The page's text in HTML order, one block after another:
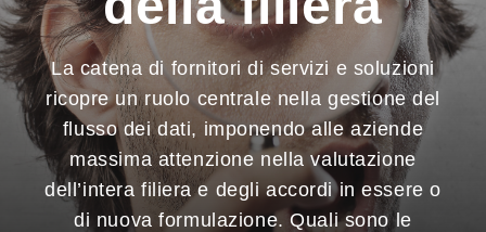
La catena di fornitori di servizi e soluzioni
ricopre un ruolo centrale nella gestione del
flusso dei dati, imponendo alle aziende
massima attenzione nella valutazione
dell’intera filiera e degli accordi in essere o
di nuova formulazione. Quali sono le